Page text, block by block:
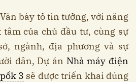
bày tỏ tin tưởng, với năng
của chủ đầu tư, cùng sự
ngành, địa phương và sự
dân, Dự án Nhà máy điện
3 sẽ được triển khai đúng